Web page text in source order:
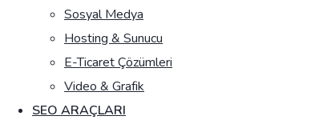
Sosyal Medya
Hosting & Sunucu
E-Ticaret Çözümleri
Video & Grafik
SEO ARAÇLARI